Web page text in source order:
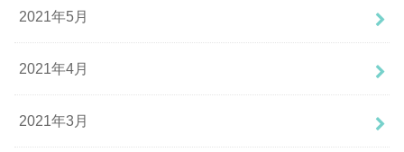
2021年5月
2021年4月
2021年3月